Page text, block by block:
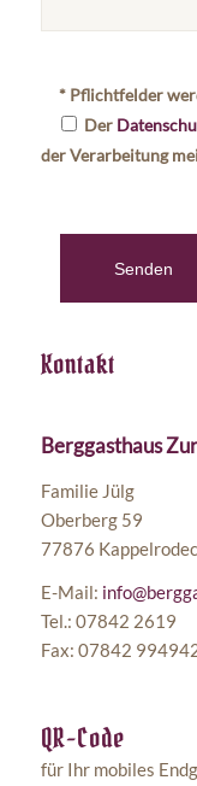
* Pflichtfelder
Der
der Verarbeitung
Kontakt
Berggasthaus
Familie Jülg
Oberberg 59
77876
E-Mail:
Tel.: 07842 2619
Fax: 07842
QR-Code
für Ihr mobiles